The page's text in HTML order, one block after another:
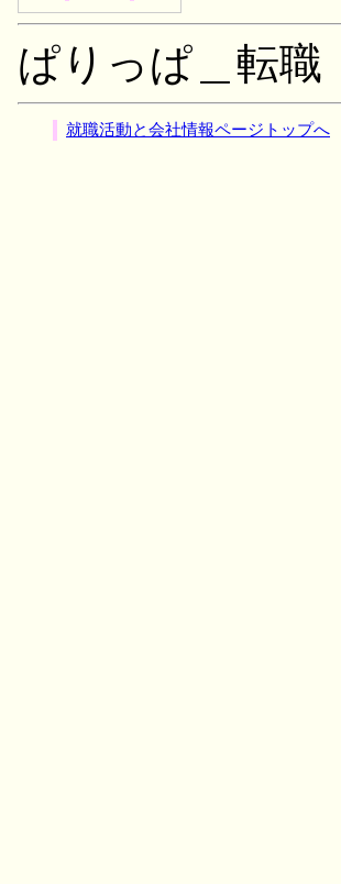
ぱりっぱ＿転職
就職活動と会社情報ページトップへ